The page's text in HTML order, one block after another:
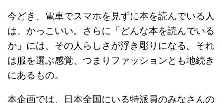
今どき、電車でスマホを見ずに本を読んでいる人
は、かっこいい。さらに「どんな本を読んでいる
か」には、その人らしさが浮き彫りになる。それ
は服を選ぶ感覚、つまりファッションとも地続き
にあるもの。
本企画では、日本全国にいる特派員のみなさんの